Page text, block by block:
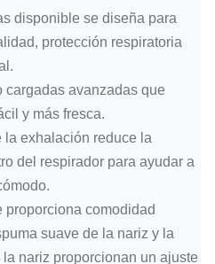
disponible se diseña para
protección respiratoria
cargadas avanzadas que
y más fresca.
la exhalación reduce la
del respirador para ayudar a
proporciona comodidad
suave de la nariz y la
nariz proporcionan un ajuste